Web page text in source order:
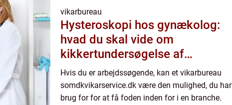
vikarbureau
Hysteroskopi hos gynækolog:
hvad du skal vide om
kikkertundersøgelse af
livmoderen
Hvis du er arbejdssøgende, kan et vikarbureau
somdkvikarservice.dk være den mulighed, du har
brug for for at få foden inden for i en branche.